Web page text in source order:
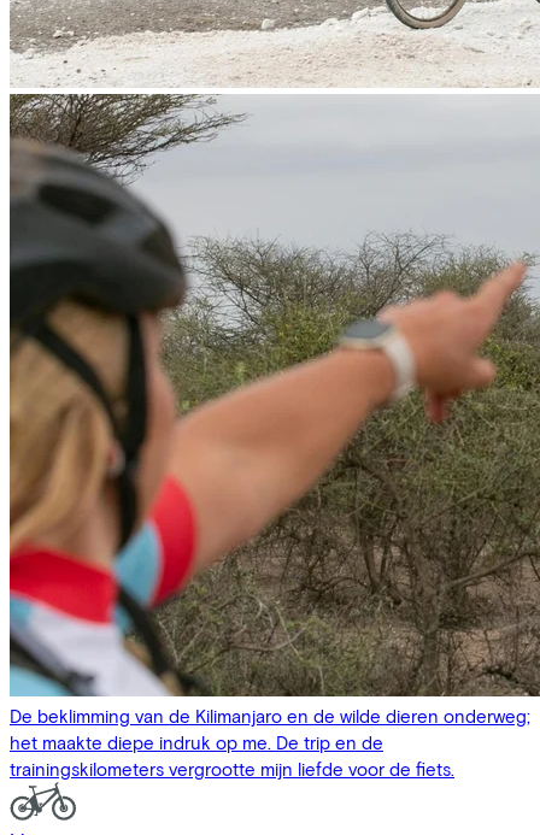
De beklimming van de Kilimanjaro en de wilde dieren onderweg;
het maakte diepe indruk op me. De trip en de
trainingskilometers vergrootte mijn liefde voor de fiets.